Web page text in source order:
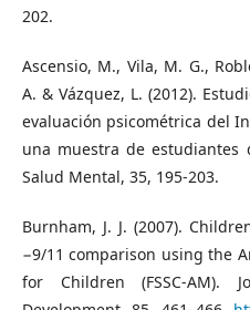
202.
Ascensio, M., Vila, M. G.,
A. & Vázquez, L. (2012).
evaluación psicométrica del
una muestra de estudiantes
Salud Mental, 35, 195-203.
Burnham, J. J. (2007).
−9/11 comparison using the
for Children (FSSC-AM).